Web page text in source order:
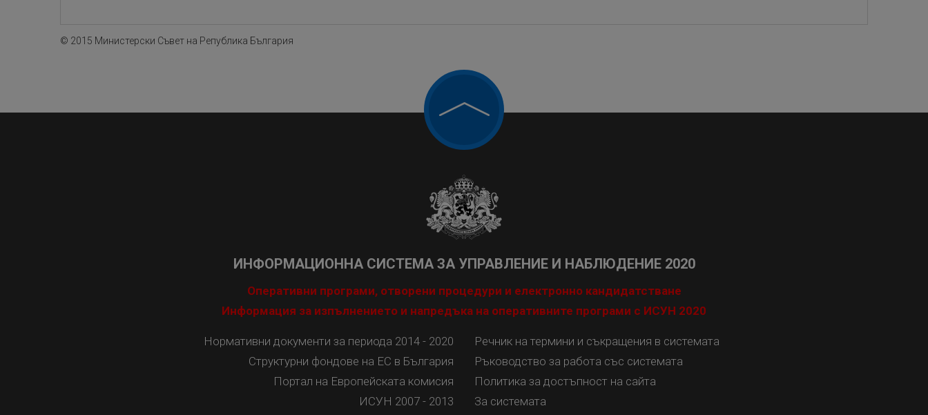
© 2015 Министерски Съвет на Република България
ИНФОРМАЦИОННА СИСТЕМА ЗА УПРАВЛЕНИЕ И НАБЛЮДЕНИЕ 2020
Оперативни програми, отворени процедури и електронно кандидатстване
Информация за изпълнението и напредъка на оперативните програми с ИСУН 2020
Нормативни документи за периода 2014 - 2020
Структурни фондове на ЕС в България
Портал на Европейската комисия
ИСУН 2007 - 2013
Речник на термини и съкращения в системата
Ръководство за работа със системата
Политика за достъпност на сайта
За системата